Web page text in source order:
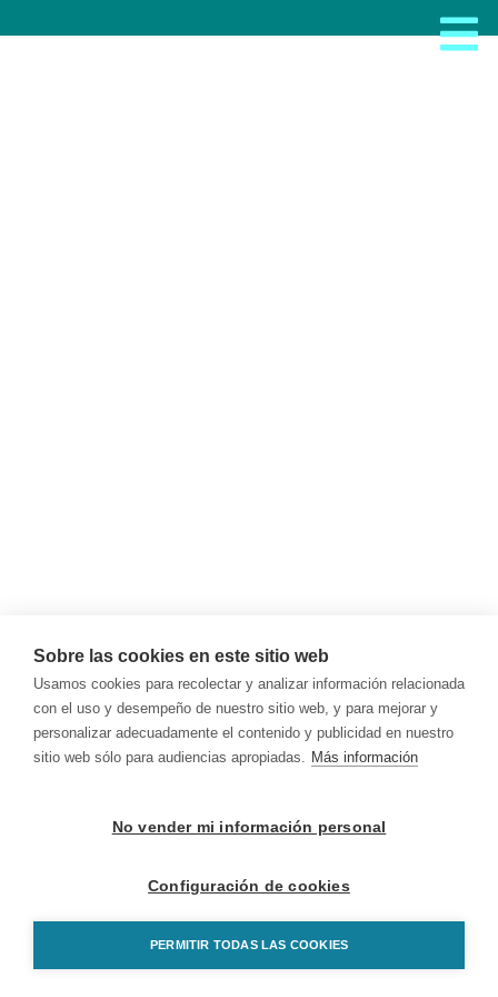
Sobre las cookies en este sitio web
Usamos cookies para recolectar y analizar información relacionada
con el uso y desempeño de nuestro sitio web, y para mejorar y
personalizar adecuadamente el contenido y publicidad en nuestro
sitio web sólo para audiencias apropiadas. Más información
No vender mi información personal
Configuración de cookies
PERMITIR TODAS LAS COOKIES